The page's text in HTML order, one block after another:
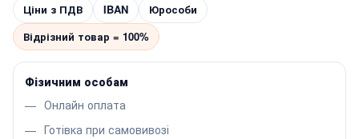
Ціни з ПДВ IBAN
Юрособи
Відрізний товар = 100%
Фізичним особам
Онлайн оплата
Готівка при самовивозі